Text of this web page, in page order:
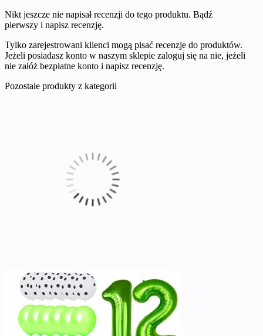
Nikt jeszcze nie napisał recenzji do tego produktu. Bądź
pierwszy i napisz recenzję.
Tylko zarejestrowani klienci mogą pisać recenzje do produktów.
Jeżeli posiadasz konto w naszym sklepie zaloguj się na nie, jeżeli
nie załóż bezpłatne konto i napisz recenzję.
Pozostałe produkty z kategorii